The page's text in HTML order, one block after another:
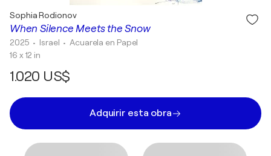
When Silence Meets the Snow
Sophia Rodionov
2025 • Israel •Acuarela en Papel
16 x 12 in
1.020 US$
Adquirir esta obra